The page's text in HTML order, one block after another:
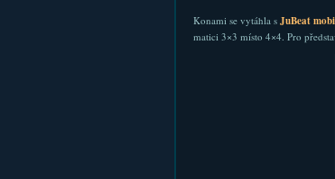
Konami se vytáhla s JuBeat
matici 3×3 místo 4×4. Pro